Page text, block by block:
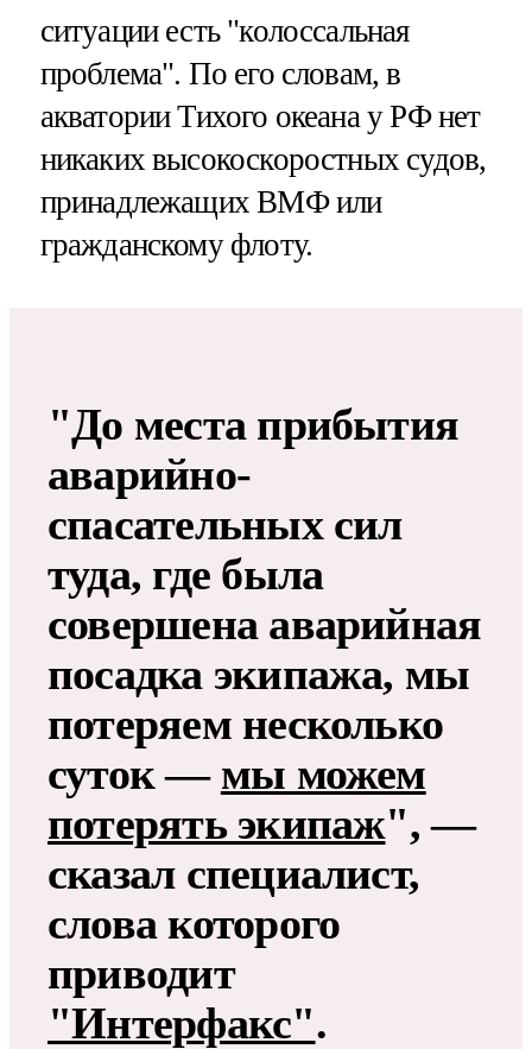
ситуации есть "колоссальная
проблема". По его словам, в
акватории Тихого океана у РФ нет
никаких высокоскоростных судов,
принадлежащих ВМФ или
гражданскому флоту.
"До места прибытия
аварийно-
спасательных сил
туда, где была
совершена аварийная
посадка экипажа, мы
потеряем несколько
суток — мы можем
потерять экипаж", —
сказал специалист,
слова которого
приводит
"Интерфакс".